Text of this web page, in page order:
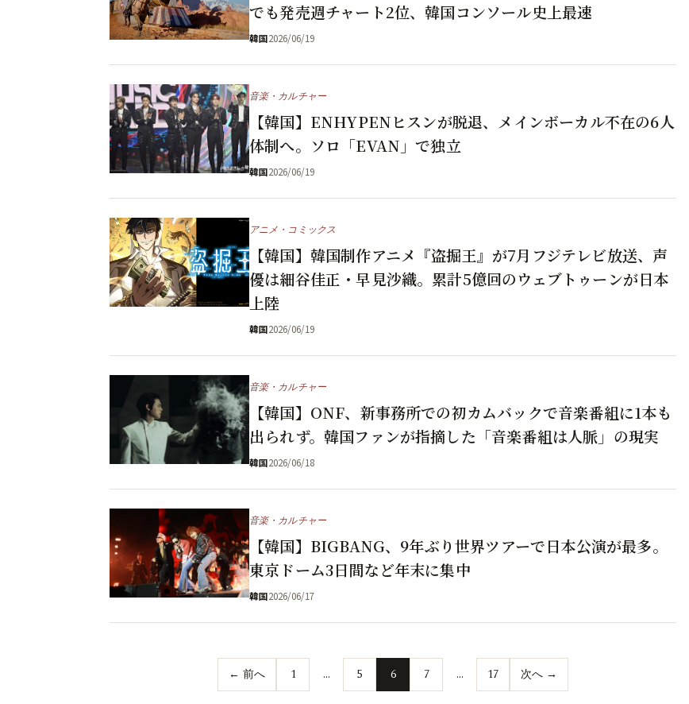
でも発売週チャート2位、韓国コンソール史上最速
韓国2026/06/19
音楽・カルチャー
【韓国】ENHYPENヒスンが脱退、メインボーカル不在の6人
体制へ。ソロ「EVAN」で独立
韓国2026/06/19
アニメ・コミックス
【韓国】韓国制作アニメ『盗掘王』が7月フジテレビ放送、声
優は細谷佳正・早見沙織。累計5億回のウェブトゥーンが日本
上陸
韓国2026/06/19
音楽・カルチャー
【韓国】ONF、新事務所での初カムバックで音楽番組に1本も
出られず。韓国ファンが指摘した「音楽番組は人脈」の現実
韓国2026/06/18
音楽・カルチャー
【韓国】BIGBANG、9年ぶり世界ツアーで日本公演が最多。
東京ドーム3日間など年末に集中
韓国2026/06/17
← 前へ 1 … 5 6 7 … 17 次へ →